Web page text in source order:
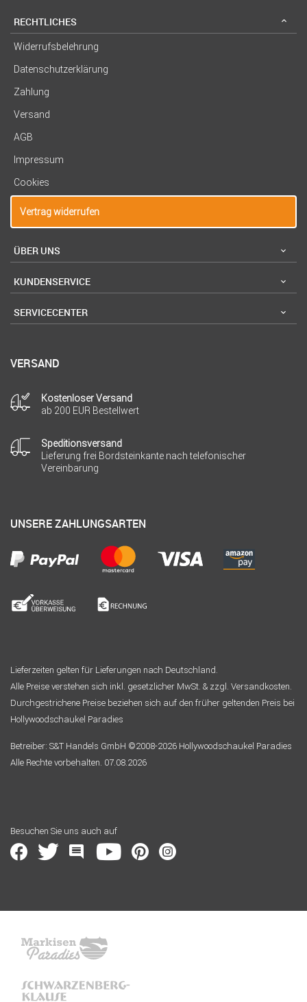
RECHTLICHES
Widerrufsbelehrung
Datenschutzerklärung
Zahlung
Versand
AGB
Impressum
Cookies
Vertrag widerrufen
ÜBER UNS
KUNDENSERVICE
SERVICECENTER
VERSAND
Kostenloser Versand
ab 200 EUR Bestellwert
Speditionsversand
Lieferung frei Bordsteinkante nach telefonischer
Vereinbarung
UNSERE ZAHLUNGSARTEN
Lieferzeiten gelten für Lieferungen nach Deutschland.
Alle Preise verstehen sich inkl. gesetzlicher MwSt. & zzgl. Versandkosten.
Durchgestrichene Preise beziehen sich auf den früher geltenden Preis bei
Hollywoodschaukel Paradies
Betreiber: S&T Handels GmbH ©2008-2026 Hollywoodschaukel Paradies
Alle Rechte vorbehalten. 07.08.2026
Besuchen Sie uns auch auf